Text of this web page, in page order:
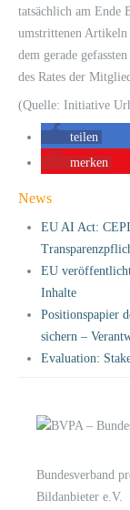
tatsächlich am Ende
umstrittenen Artikeln
dem gerade
des Rates der
(Quelle: Initiative
teilen
merken
News
EU AI Act:
EU
Inhalte
Positionspapier
sichern –
Evaluation:
Bundesverband
Bildanbieter e.V.